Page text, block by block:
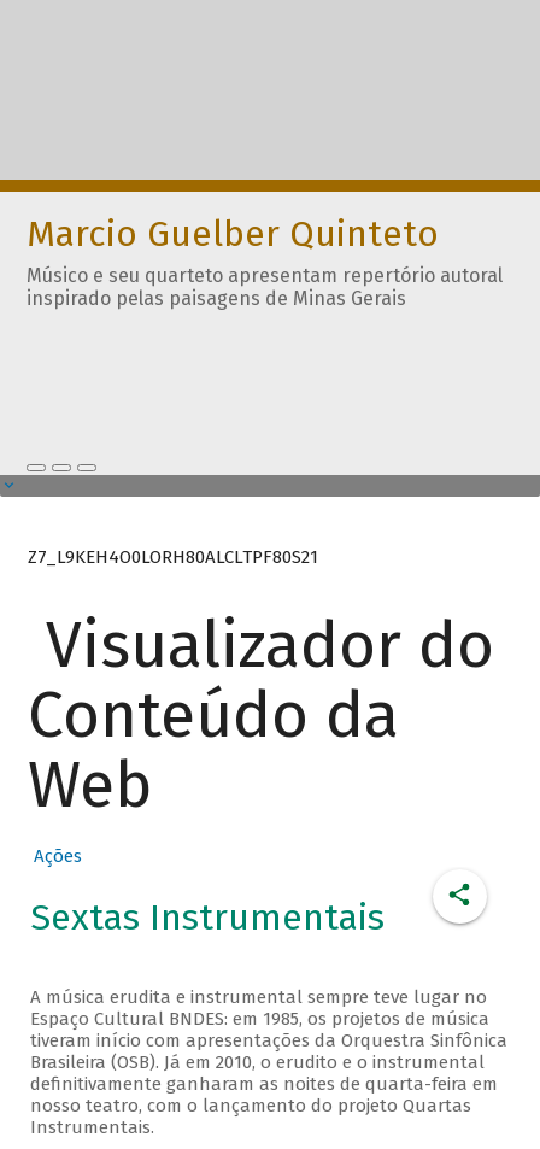
Marcio Guelber Quinteto
Músico e seu quarteto apresentam repertório autoral
inspirado pelas paisagens de Minas Gerais
Z7_L9KEH4O0LORH80ALCLTPF80S21
Visualizador do
Conteúdo da
Web
Ações
Sextas Instrumentais
A música erudita e instrumental sempre teve lugar no
Espaço Cultural BNDES: em 1985, os projetos de música
tiveram início com apresentações da Orquestra Sinfônica
Brasileira (OSB). Já em 2010, o erudito e o instrumental
definitivamente ganharam as noites de quarta-feira em
nosso teatro, com o lançamento do projeto Quartas
Instrumentais.